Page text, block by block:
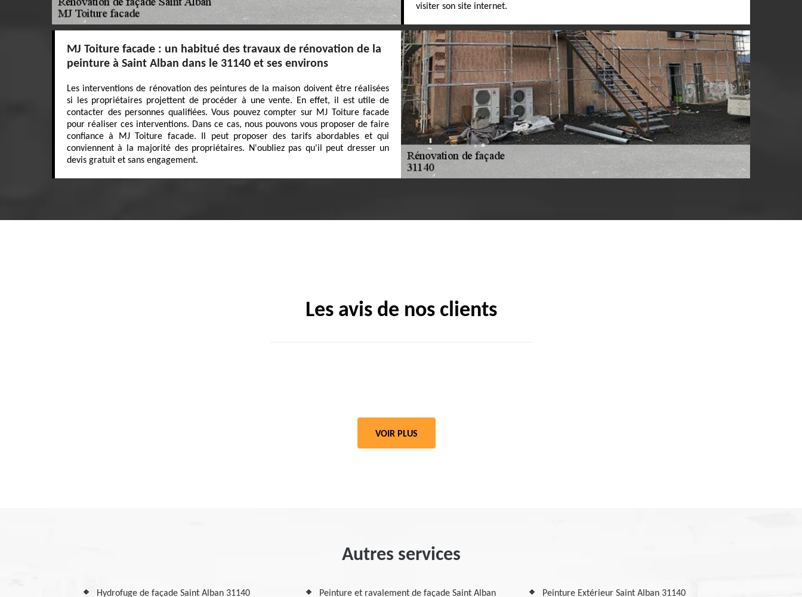
visiter son site internet.
MJ Toiture facade : un habitué des travaux de rénovation de la
peinture à Saint Alban dans le 31140 et ses environs
Les interventions de rénovation des peintures de la maison doivent être réalisées
si les propriétaires projettent de procéder à une vente. En effet, il est utile de
contacter des personnes qualifiées. Vous pouvez compter sur MJ Toiture facade
pour réaliser ces interventions. Dans ce cas, nous pouvons vous proposer de faire
confiance à MJ Toiture facade. Il peut proposer des tarifs abordables et qui
conviennent à la majorité des propriétaires. N'oubliez pas qu'il peut dresser un
devis gratuit et sans engagement.
Les avis de nos clients
VOIR PLUS
Autres services
Hydrofuge de façade Saint Alban 31140 Peinture et ravalement de façade Saint Alban Peinture Extérieur Saint Alban 31140